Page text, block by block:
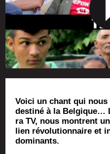
Voi­ci un chant qui
des­ti­né à la Bel­gique…
ra TV, nous montrent
lien révo­lu­tion­naire et
dominants.